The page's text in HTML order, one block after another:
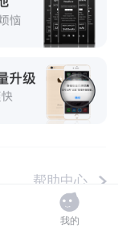
帮助中心
我的